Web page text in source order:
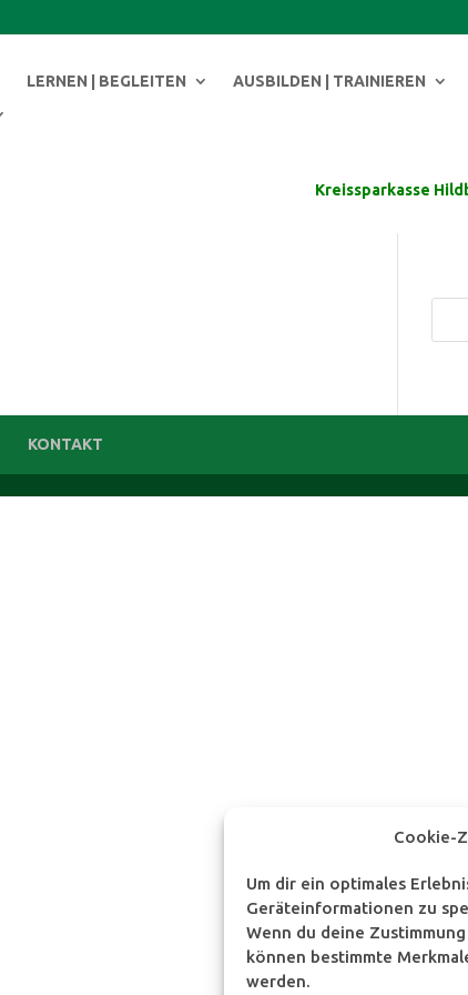
Cookie-
Um dir ein optimales
Geräteinformationen zu
Wenn du deine
können bestimmte
werden.
LERNEN | BEGLEITEN AUSBILDEN | TRAINIEREN
Kreissparkasse
KONTAKT